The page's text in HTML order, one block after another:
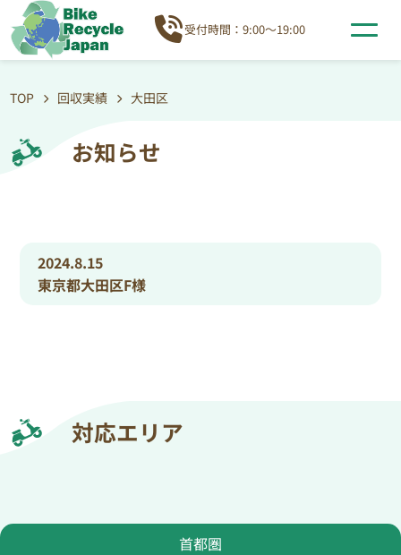
受付時間：9:00～19:00
TOP 回収実績 大田区
お知らせ
2024.8.15
東京都大田区F様
対応エリア
首都圏